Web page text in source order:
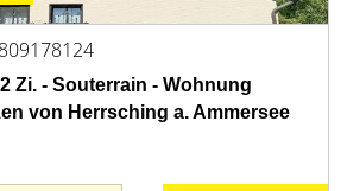
Zi. - Souterrain - Wohnung
von Herrsching a. Ammersee